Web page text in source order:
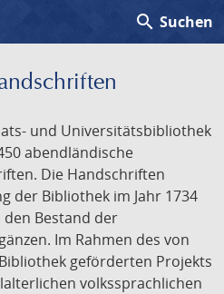
search Suchen
und Universitätsbibliothek
abendländische
Die Handschriften
der Bibliothek im Jahr 1734
den Bestand der
Im Rahmen des von
geförderten Projekts
volkssprachlichen